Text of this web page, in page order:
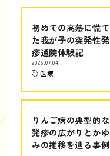
初めての高熱に慌て
た我が子の突発性発
疹通院体験記
2026.07.04
医療
りんご病の典型的な
発疹の広がりとかゆ
みの推移を辿る事例